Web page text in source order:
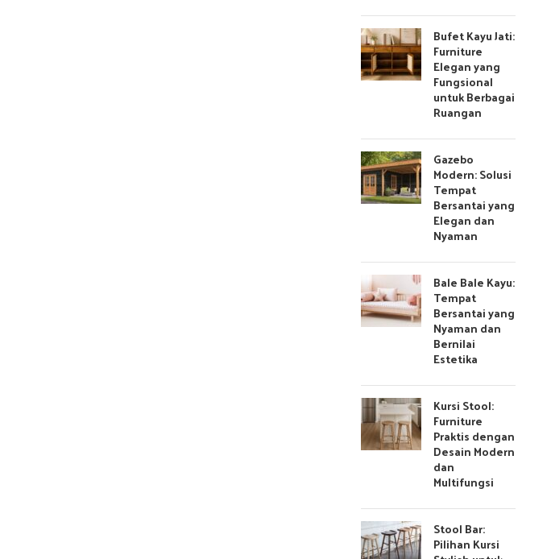
Bufet Kayu Jati:
Furniture
Elegan yang
Fungsional
untuk Berbagai
Ruangan
Gazebo
Modern: Solusi
Tempat
Bersantai yang
Elegan dan
Nyaman
Bale Bale Kayu:
Tempat
Bersantai yang
Nyaman dan
Bernilai
Estetika
Kursi Stool:
Furniture
Praktis dengan
Desain Modern
dan
Multifungsi
Stool Bar:
Pilihan Kursi